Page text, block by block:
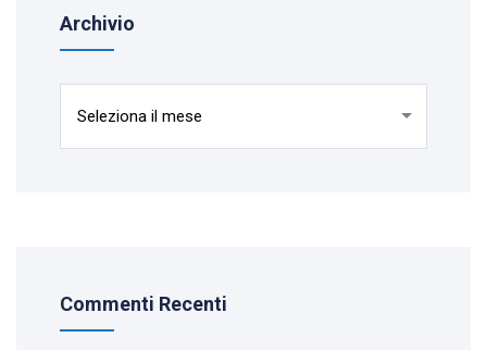
Archivio
Commenti Recenti